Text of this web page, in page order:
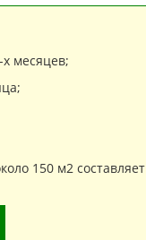
месяцев;
150 м2 составляет